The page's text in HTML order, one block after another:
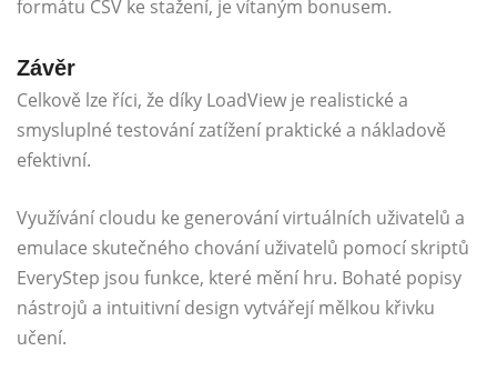
formátu CSV ke stažení, je vítaným bonusem.
Závěr
Celkově lze říci, že díky LoadView je realistické a
smysluplné testování zatížení praktické a nákladově
efektivní.
Využívání cloudu ke generování virtuálních uživatelů a
emulace skutečného chování uživatelů pomocí skriptů
EveryStep jsou funkce, které mění hru. Bohaté popisy
nástrojů a intuitivní design vytvářejí mělkou křivku
učení.